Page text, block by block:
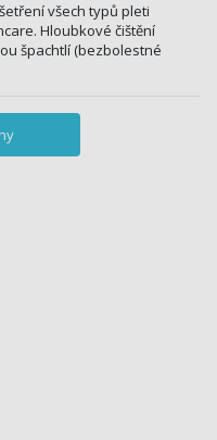
všech typů pleti
Hloubkové čištění
špachtlí (bezbolestné